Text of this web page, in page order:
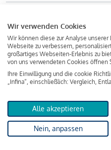
Zu zahlender Gesamtbetrag
Kreditvermittler
von 237.000 Euro ausgezahlt,
Darüber hinaus fallen aber
Grundbucheintragungsgebühr),
Wir verwenden Cookies
Wir können diese zur Analyse
Webseite zu verbessern,
großartiges Webseiten-Erlebnis zu
von uns verwendeten Cookies öffnen
Ihre Einwilligung und die cookie
„Infina“, einschließlich: Vergleich,
Alle akzeptieren
Nein, anpassen